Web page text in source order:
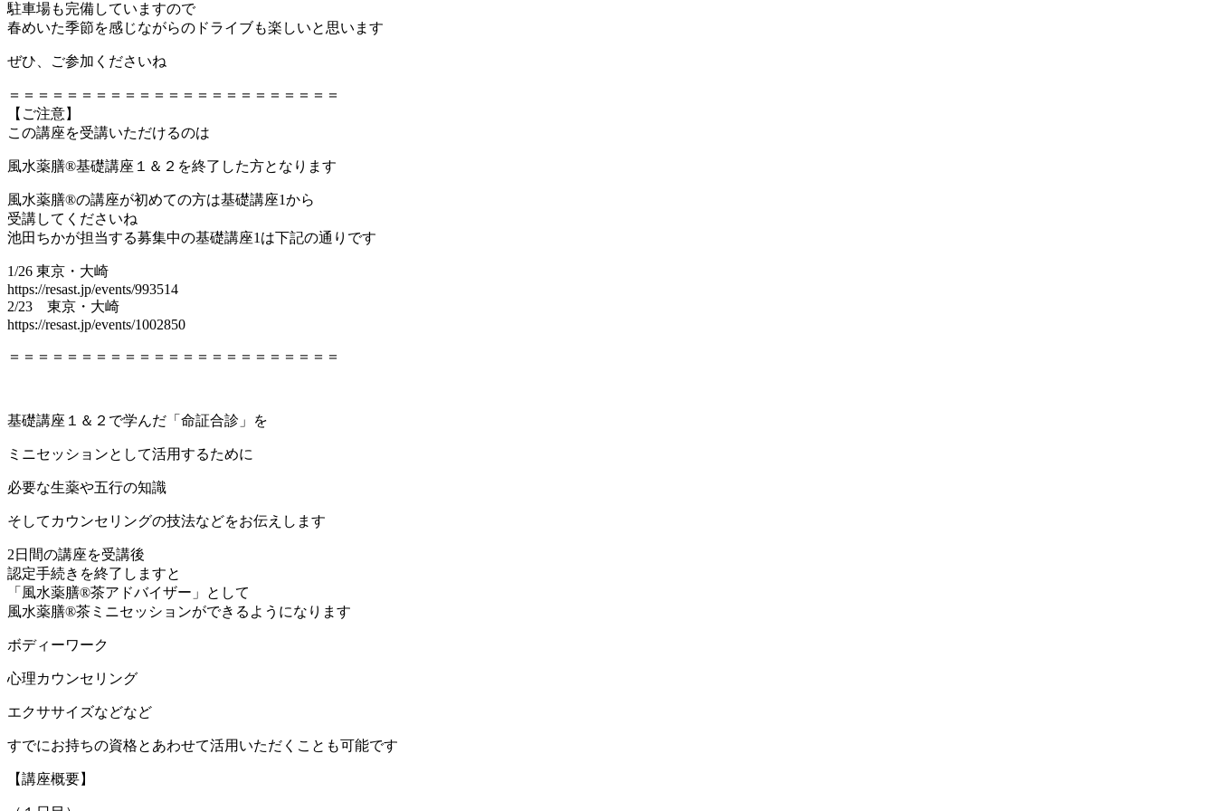
駐車場も完備していますので
春めいた季節を感じながらのドライブも楽しいと思います
ぜひ、ご参加くださいね
＝＝＝＝＝＝＝＝＝＝＝＝＝＝＝＝＝＝＝＝＝＝＝
【ご注意】
この講座を受講いただけるのは
風水薬膳®基礎講座１＆２を終了した方となります
風水薬膳®︎の講座が初めての方は基礎講座1から
受講してくださいね
池田ちかが担当する募集中の基礎講座1は下記の通りです
1/26 東京・大崎
https://resast.jp/events/993514
2/23 東京・大崎
https://resast.jp/events/1002850
＝＝＝＝＝＝＝＝＝＝＝＝＝＝＝＝＝＝＝＝＝＝＝
基礎講座１＆２で学んだ「命証合診」を
ミニセッションとして活用するために
必要な生薬や五行の知識
そしてカウンセリングの技法などをお伝えします
2日間の講座を受講後
認定手続きを終了しますと
「風水薬膳®茶アドバイザー」として
風水薬膳®茶ミニセッションができるようになります
ボディーワーク
心理カウンセリング
エクササイズなどなど
すでにお持ちの資格とあわせて活用いただくことも可能です
【講座概要】